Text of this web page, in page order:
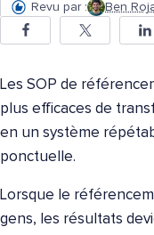
Revu par :
Ben
Les SOP de
plus efficaces de
en un système
ponctuelle.
Lorsque le
gens, les résultats